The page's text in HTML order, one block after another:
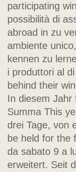
participating
possibilità di
abroad in zu
ambiente
kennen zu
i produttori al
behind their
In diesem Jahr
Summa This
drei Tage, von
be held for the
da sabato 9 a
erweitert. Seit